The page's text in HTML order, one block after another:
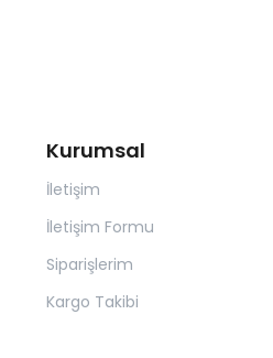
Kurumsal
İletişim
İletişim Formu
Siparişlerim
Kargo Takibi